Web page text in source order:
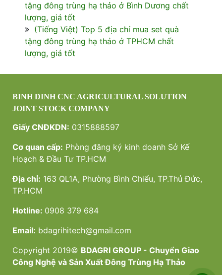
tặng đông trùng hạ thảo ở Bình Dương chất
lượng, giá tốt
(Tiếng Việt) Top 5 địa chỉ mua set quà
tặng đông trùng hạ thảo ở TPHCM chất
lượng, giá tốt
BINH DINH CNC AGRICULTURAL SOLUTION
JOINT STOCK COMPANY
Giấy CNĐKDN: 0315888597
Cơ quan cấp: Phòng đăng ký kinh doanh Sở Kế
Hoạch & Đầu Tư TP.HCM
Địa chỉ: 163 QL1A, Phường Bình Chiểu, TP.Thủ Đức,
TP.HCM
Hotline: 0908 379 684
Email: bdagrihitech@gmail.com
Copyright 2019© BDAGRI GROUP - Chuyển Giao
Công Nghệ và Sản Xuất Đông Trùng Hạ Thảo